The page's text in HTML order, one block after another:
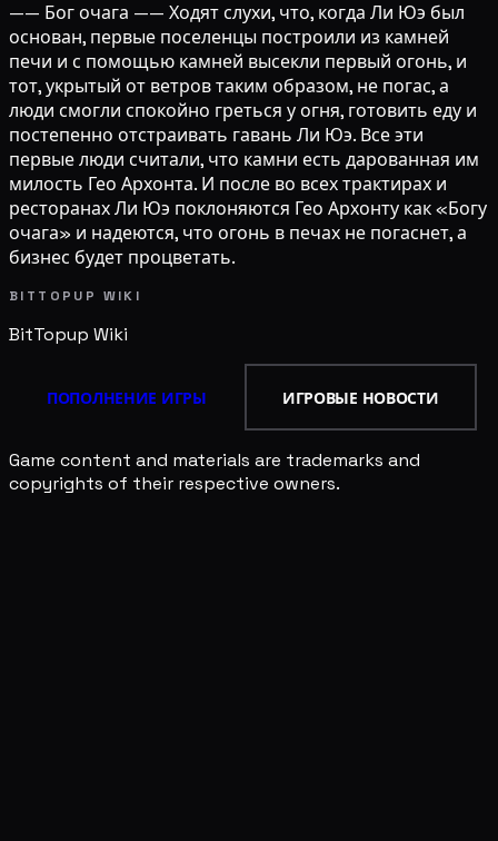
—— Бог очага —— Ходят слухи, что, когда Ли Юэ был
основан, первые поселенцы построили из камней
печи и с помощью камней высекли первый огонь, и
тот, укрытый от ветров таким образом, не погас, а
люди смогли спокойно греться у огня, готовить еду и
постепенно отстраивать гавань Ли Юэ. Все эти
первые люди считали, что камни есть дарованная им
милость Гео Архонта. И после во всех трактирах и
ресторанах Ли Юэ поклоняются Гео Архонту как «Богу
очага» и надеются, что огонь в печах не погаснет, а
бизнес будет процветать.
BITTOPUP WIKI
BitTopup Wiki
ПОПОЛНЕНИЕ ИГРЫ ИГРОВЫЕ НОВОСТИ
Game content and materials are trademarks and
copyrights of their respective owners.